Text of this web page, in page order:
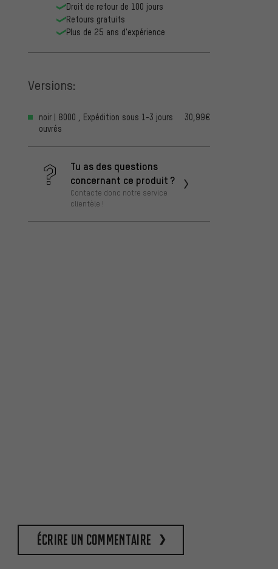
Droit de retour de 100 jours
Retours gratuits
Plus de 25 ans d'expérience
Versions:
noir | 8000 , Expédition sous 1-3 jours
ouvrés
30,99€
Tu as des questions
concernant ce produit ?
Contacte donc notre service
clientèle !
Écrire un commentaire